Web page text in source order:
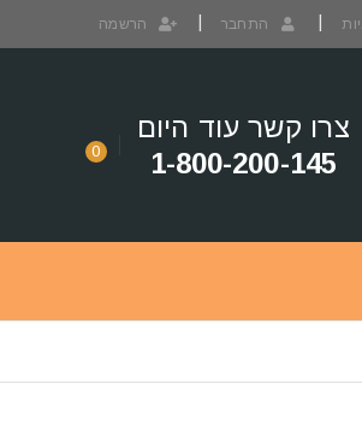
התחבר הרשמה
צרו קשר עוד היום
1-800-200-145
0